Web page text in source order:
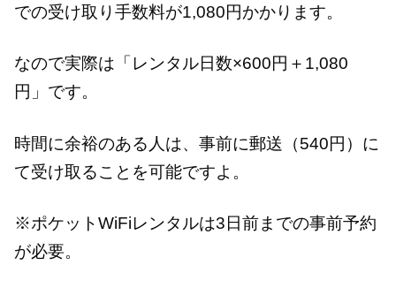
での受け取り手数料が1,080円かかります。
なので実際は「レンタル日数×600円＋1,080
円」です。
時間に余裕のある人は、事前に郵送（540円）に
て受け取ることを可能ですよ。
※ポケットWiFiレンタルは3日前までの事前予約
が必要。